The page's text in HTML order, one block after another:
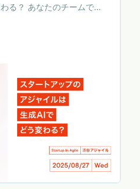
る？ あなたのチームで
せられることと、人間が
に生成AIを最適に組み込
が求められます。 しか
の状態でいるかもしれま
業の効率化ツールではな
方そのものを再定義し、